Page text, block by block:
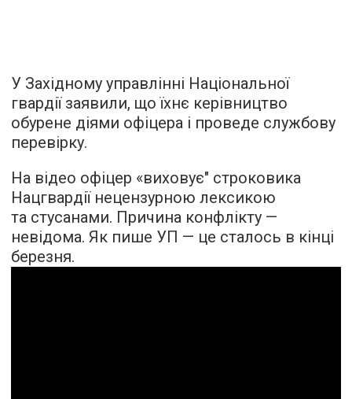
У Західному управлінні Національної
гвардії заявили, що їхнє керівництво
обурене діями офіцера і проведе службову
перевірку.
На відео офіцер «виховує" строковика
Нацгвардії нецензурною лексикою
та стусанами. Причина конфлікту —
невідома. Як пише УП — це сталось в кінці
березня.